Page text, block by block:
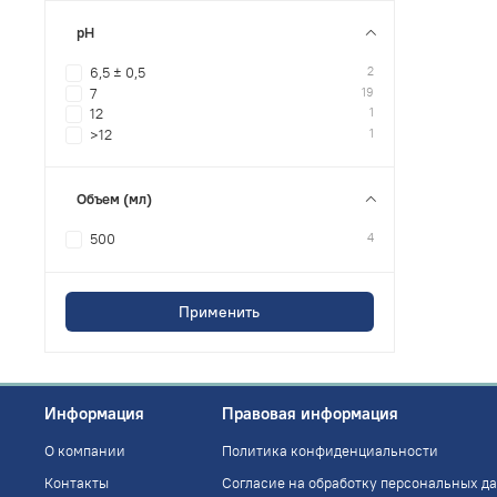
pH
6,5 ± 0,5 2
7 19
12 1
>12 1
Объем (мл)
500 4
Применить
Информация
О компании
Контакты
Правовая информация
Политика конфиденциальности
Согласие на обработку персональных